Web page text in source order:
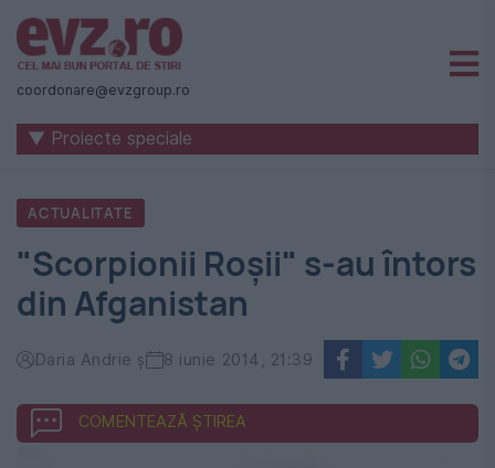
Știri
naționale
internaționale
România
-
Evenimentul
Zilei
coordonare@evzgroup.ro
▼ Proiecte speciale
ACTUALITATE
"Scorpionii Roșii" s-au întors
din Afganistan
Daria Andrie ş 8 iunie 2014, 21:39
COMENTEAZĂ ȘTIREA